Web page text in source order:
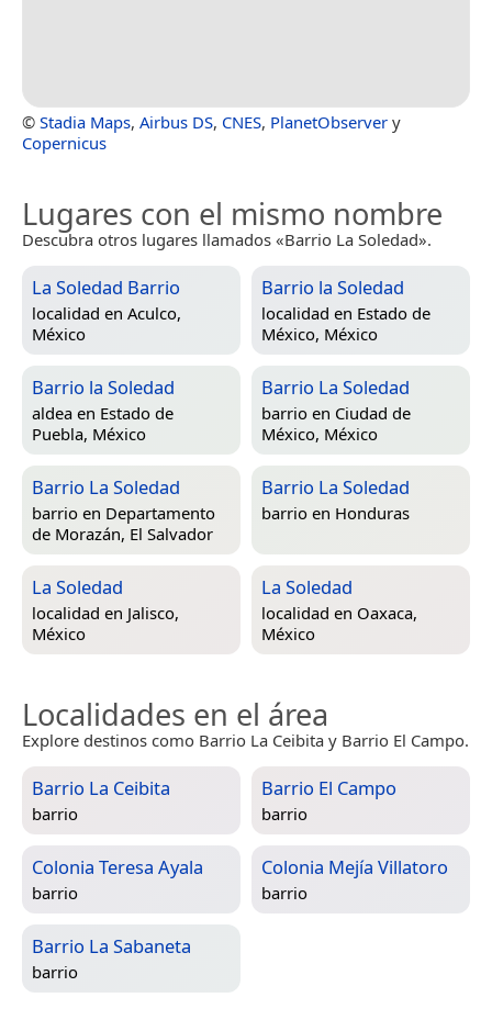
© Stadia Maps, Airbus DS, CNES, PlanetObserver y
Copernicus
Lugares con el mismo nombre
Descubra otros lugares llamados «Barrio La Soledad».
La Soledad Barrio
localidad en Aculco,
México
Barrio la Soledad
localidad en Estado de
México, México
Barrio la Soledad
aldea en Estado de
Puebla, México
Barrio La Soledad
barrio en Ciudad de
México, México
Barrio La Soledad
barrio en Departamento
de Morazán, El Salvador
Barrio La Soledad
barrio en Honduras
La Soledad
localidad en Jalisco,
México
La Soledad
localidad en Oaxaca,
México
Localidades en el área
Explore destinos como Barrio La Ceibita y Barrio El Campo.
Barrio La Ceibita
barrio
Barrio El Campo
barrio
Colonia Teresa Ayala
barrio
Colonia Mejía Villatoro
barrio
Barrio La Sabaneta
barrio